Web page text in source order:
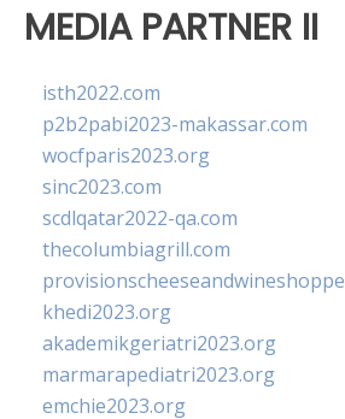
MEDIA PARTNER II
isth2022.com
p2b2pabi2023-makassar.com
wocfparis2023.org
sinc2023.com
scdlqatar2022-qa.com
thecolumbiagrill.com
khedi2023.org
akademikgeriatri2023.org
marmarapediatri2023.org
emchie2023.org